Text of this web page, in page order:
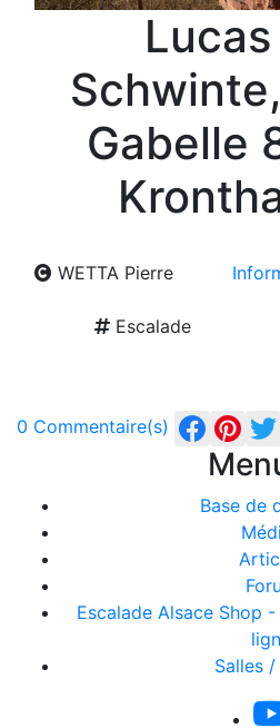
Lucas
Gabelle
WETTA Pierre
Escalade
0 Commentaire(s)
Base de
Escalade Alsace Shop
Salles